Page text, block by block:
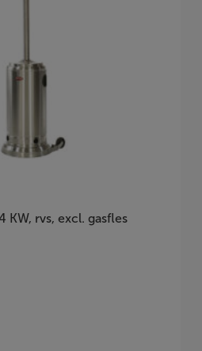
KW, rvs, excl. gasfles